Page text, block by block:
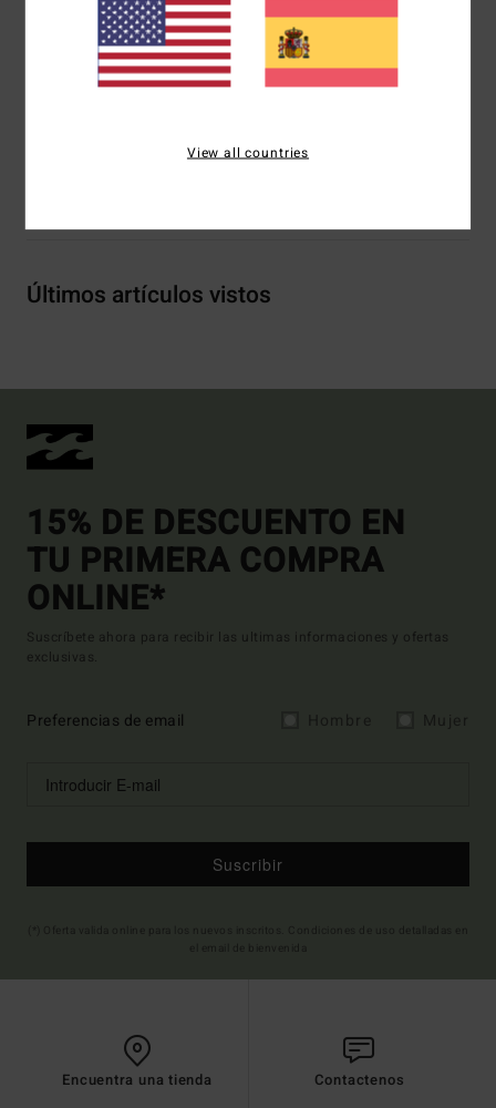
corte:corte normal
Cuello:Cuello redondo
Estampado gráfico en tinta suave
Últimos artículos vistos
15% DE DESCUENTO EN
TU PRIMERA COMPRA
ONLINE*
Suscríbete ahora para recibir las ultimas informaciones y ofertas
exclusivas.
Preferencias de email
Suscribir
Encuentra una tienda Contactenos
View all countries